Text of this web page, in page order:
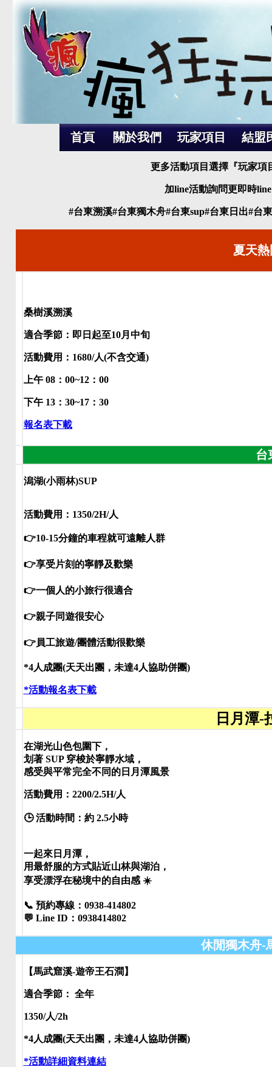
首頁 關於我們 玩家項目 結盟
更多活動項目選擇『玩家項
加line活動詢問更即時
#台東溯溪#台東獨木舟#台東sup#台東日出#台
夏天
桑樹溪溯溪
適合季節：即日起至10月中旬
活動費用：1680/人(不含交通)
上午 08：00~12：00
下午 13：30~17：30
報名表下載
台
潟湖(小雨林)SUP
活動費用：1350/2H/人
👉10-15分鐘的車程就可遠離人群
👉享受片刻的寧靜及歡樂
👉一個人的小旅行很適合
👉親子同遊很安心
👉員工旅遊/團體活動很歡樂
*4人成團(天天出團，未達4人協助併團)
*活動報名表下載
日月潭-
在湖光山色包圍下，
划著 SUP 穿梭於寧靜水域，
感受與平常完全不同的日月潭風景
活動費用：2200/2.5H/人
🕒 活動時間：約 2.5小時
一起來日月潭，
用最舒服的方式貼近山林與湖泊，
享受漂浮在秘境中的自由感 ☀️
📞 預約專線：0938-414802
💬 Line ID：0938414802
休閒獨木舟-
【馬武窟溪-遊帝王石澗】
適合季節： 全年
1350/人/2h
*4人成團(天天出團，未達4人協助併團)
*活動詳細資料連結